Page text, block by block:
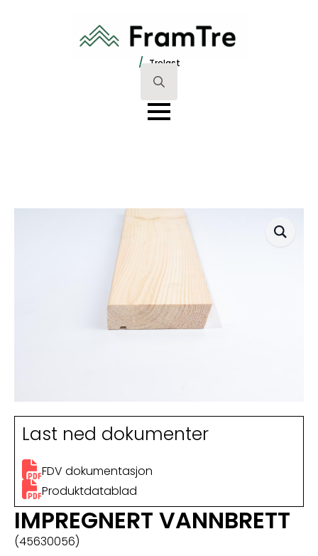
/ Trelast
Search
for:
Last ned dokumenter
FDV dokumentasjon
Produktdatablad
IMPREGNERT VANNBRETT
(45630056)